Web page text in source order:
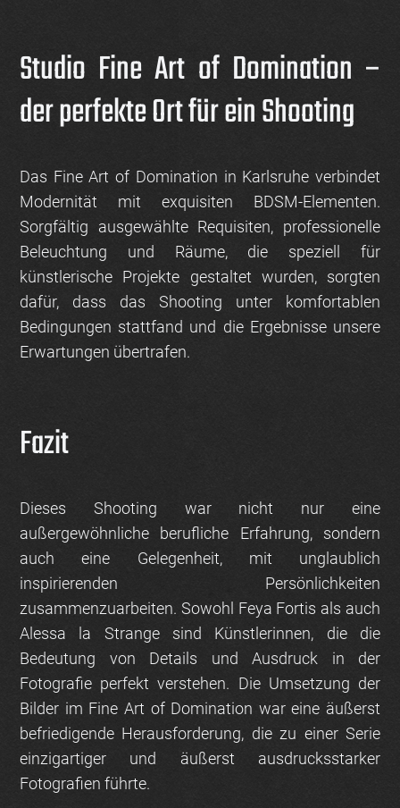
Studio Fine Art of Domination –
der perfekte Ort für ein Shooting
Das Fine Art of Domination in Karlsruhe verbindet
Modernität mit exquisiten BDSM-Elementen.
Sorgfältig ausgewählte Requisiten, professionelle
Beleuchtung und Räume, die speziell für
künstlerische Projekte gestaltet wurden, sorgten
dafür, dass das Shooting unter komfortablen
Bedingungen stattfand und die Ergebnisse unsere
Erwartungen übertrafen.
Fazit
Dieses Shooting war nicht nur eine
außergewöhnliche berufliche Erfahrung, sondern
auch eine Gelegenheit, mit unglaublich
inspirierenden Persönlichkeiten
zusammenzuarbeiten. Sowohl Feya Fortis als auch
Alessa la Strangesind Künstlerinnen, die die
Bedeutung von Details und Ausdruck in der
Fotografie perfekt verstehen. Die Umsetzung der
Bilder im Fine Art of Domination war eine äußerst
befriedigende Herausforderung, die zu einer Serie
einzigartiger und äußerst ausdrucksstarker
Fotografien führte.